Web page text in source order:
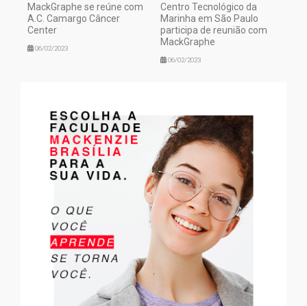
MackGraphe se reúne com
A.C. Camargo Câncer
Center
06/02/2023
Centro Tecnológico da
Marinha em São Paulo
participa de reunião com
MackGraphe
06/02/2023